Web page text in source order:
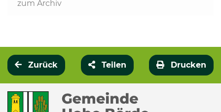
zum Archiv
Zurück Teilen Drucken